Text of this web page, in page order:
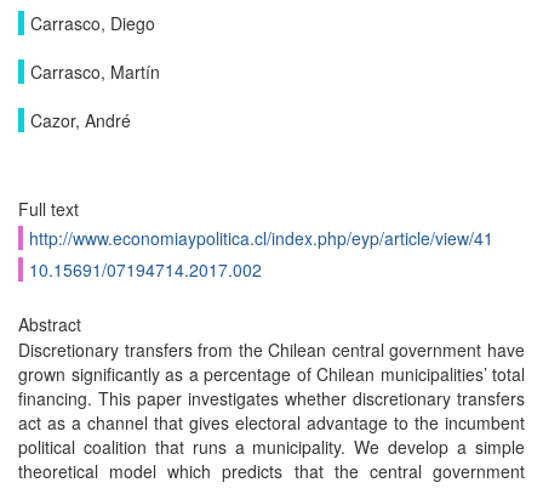
Carrasco, Diego
Carrasco, Martín
Cazor, André
Full text
http://www.economiaypolitica.cl/index.php/eyp/article/view/41
10.15691/07194714.2017.002
Abstract
Discretionary transfers from the Chilean central government have
grown significantly as a percentage of Chilean municipalities’ total
financing. This paper investigates whether discretionary transfers
act as a channel that gives electoral advantage to the incumbent
political coalition that runs a municipality. We develop a simple
theoretical model which predicts that the central government